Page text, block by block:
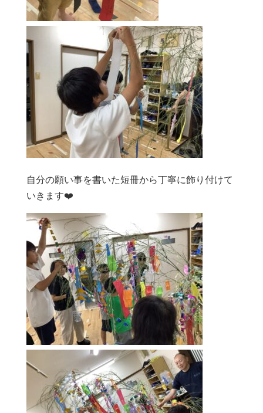
自分の願い事を書いた短冊から丁寧に飾り付けて
いきます❤️